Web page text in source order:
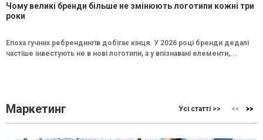
Чому великі бренди більше не змінюють логотипи кожні три
роки
Епоха гучних ребрендингів добігає кінця. У 2026 році бренди дедалі
частіше інвестують не в нові логотипи, а у впізнавані елементи,...
Маркетинг Усі статті >>